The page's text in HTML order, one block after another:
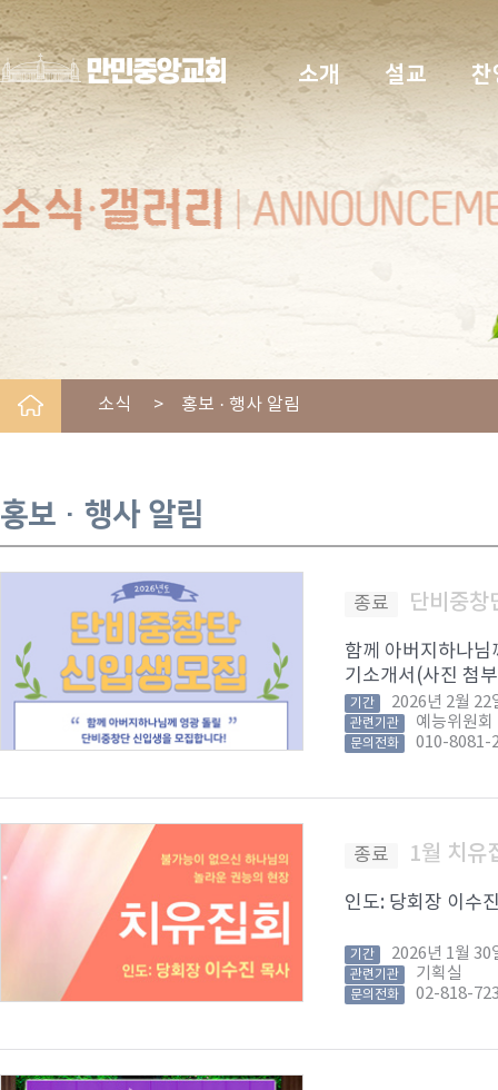
소개 설교 찬
소식 > 홍보 · 행사 알림
홍보 · 행사 알림
종료 단비중창
함께 아버지하나
기소개서(사진 첨
기간 2026년 2월 22
관련기관 예능위원회
문의전화 010-8081-
종료 1월 치유
인도: 당회장 이수
기간 2026년 1월 30
관련기관 기획실
문의전화 02-818-